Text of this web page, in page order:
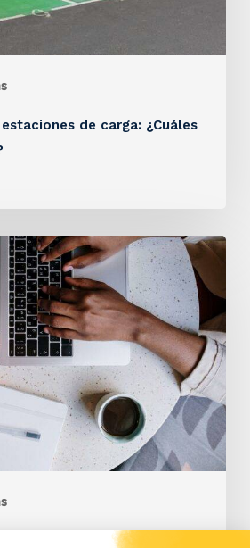
de carga: ¿Cuáles
¿cómo prepararla?